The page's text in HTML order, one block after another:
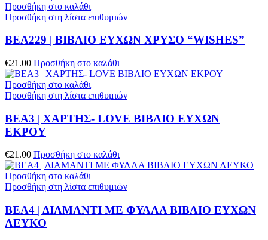
Προσθήκη στο καλάθι
Προσθήκη στη λίστα επιθυμιών
ΒΕΑ229 | ΒΙΒΛΙΟ ΕΥΧΩΝ ΧΡΥΣΟ “WISHES”
€21.00 Προσθήκη στο καλάθι
Προσθήκη στο καλάθι
Προσθήκη στη λίστα επιθυμιών
ΒΕΑ3 | ΧΑΡΤΗΣ- LOVE ΒΙΒΛΙΟ ΕΥΧΩΝ
ΕΚΡΟΥ
€21.00 Προσθήκη στο καλάθι
Προσθήκη στο καλάθι
Προσθήκη στη λίστα επιθυμιών
ΒΕΑ4 | ΔΙΑΜΑΝΤΙ ΜΕ ΦΥΛΛΑ ΒΙΒΛΙΟ ΕΥΧΩΝ
ΛΕΥΚΟ